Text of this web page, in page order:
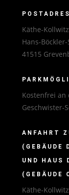
Käthe-
Hans-
41515
Kostenfrei an
Geschwister-
ANFAHRT
(GEBÄUDE
UND HAUS
(GEBÄUDE
Käthe-